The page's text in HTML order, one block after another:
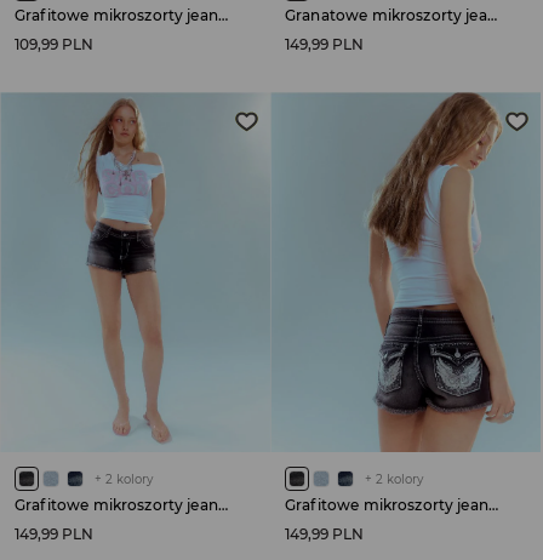
Grafitowe mikroszorty jeansowe low waist
109,99 PLN
Granatowe mikroszorty jeansowe z aplikacją na tyle
149,99 PLN
+ 2 kolory
Grafitowe mikroszorty jeansowe z aplikacją na tyle
149,99 PLN
+ 2 kolory
Grafitowe mikroszorty jeansowe z aplikacją na tyle
149,99 PLN